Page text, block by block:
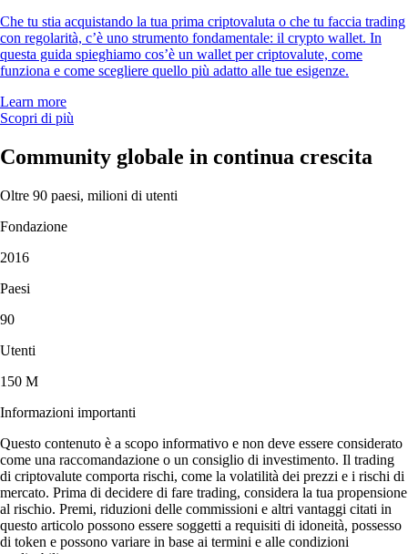
Che tu stia acquistando la tua prima criptovaluta o che tu faccia trading
con regolarità, c’è uno strumento fondamentale: il crypto wallet. In
questa guida spieghiamo cos’è un wallet per criptovalute, come
funziona e come scegliere quello più adatto alle tue esigenze.
Learn more
Scopri di più
Community globale in continua crescita
Oltre 90 paesi, milioni di utenti
Fondazione
2016
Paesi
90
Utenti
150 M
Informazioni importanti
Questo contenuto è a scopo informativo e non deve essere considerato
come una raccomandazione o un consiglio di investimento. Il trading
di criptovalute comporta rischi, come la volatilità dei prezzi e i rischi di
mercato. Prima di decidere di fare trading, considera la tua propensione
al rischio. Premi, riduzioni delle commissioni e altri vantaggi citati in
questo articolo possono essere soggetti a requisiti di idoneità, possesso
di token e possono variare in base ai termini e alle condizioni